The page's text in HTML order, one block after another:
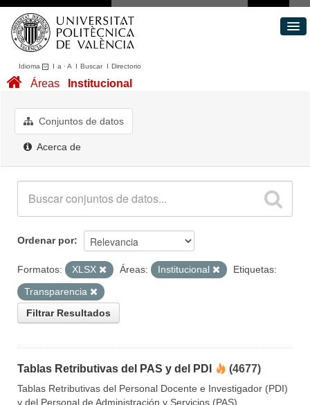
Idioma I a ·A I BuscarI Directorio
Conjuntos de datos
Acerca de
Áreas Institucional
Conjuntos de datos
Acerca de
Ordenar por
Formatos: XLSX Áreas: Institucional
Etiquetas:
Transparencia
Filtrar Resultados
Tablas Retributivas del PAS y del PDI (4677)
Tablas Retributivas del Personal Docente e Investigador (PDI)
y del Personal de Administración y Servicios (PAS)